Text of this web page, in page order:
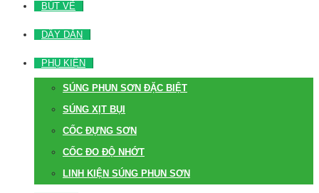
BÚT VẼ
DÂY DẪN
PHỤ KIỆN
SÚNG PHUN SƠN ĐẶC BIỆT
SÚNG XỊT BỤI
CỐC ĐỰNG SƠN
CỐC ĐO ĐỘ NHỚT
LINH KIỆN SÚNG PHUN SƠN